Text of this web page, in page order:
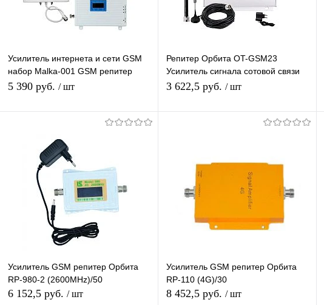
Усилитель интернета и сети GSM
набор Malka-001 GSM репитер
Трехдиапазонный Готовый
5 390 руб. / шт
Купить в 1 клик
В избранное В наличии
Репитер Орбита OT-GSM23
Усилитель сигнала сотовой связи
2G-900, Комплект Усилитель
3 622,5 руб. / шт
Купить в 1 клик К сравнению
В избранное
Усилитель GSM репитер Орбита
RP-980-2 (2600MHz)/50
6 152,5 руб. / шт
Усилитель GSM репитер Орбита
RP-110 (4G)/30
8 452,5 руб. / шт